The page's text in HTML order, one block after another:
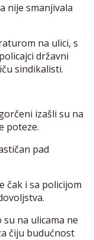
nije smanjivala
na ulici, s
državni
sindikalisti.
izašli su na
poteze.
pad
čak i sa policijom
na ulicama ne
čiju budućnost